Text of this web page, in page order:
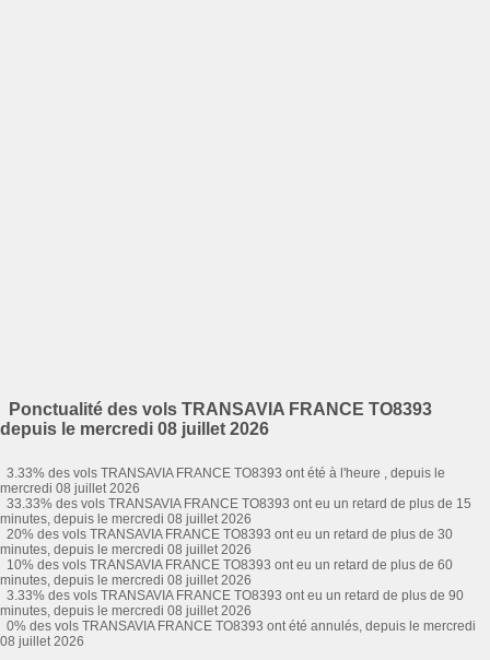
Ponctualité des vols TRANSAVIA FRANCE TO8393
depuis le mercredi 08 juillet 2026
3.33% des vols TRANSAVIA FRANCE TO8393 ont été à l'heure , depuis le
mercredi 08 juillet 2026
33.33% des vols TRANSAVIA FRANCE TO8393 ont eu un retard de plus de 15
minutes, depuis le mercredi 08 juillet 2026
20% des vols TRANSAVIA FRANCE TO8393 ont eu un retard de plus de 30
minutes, depuis le mercredi 08 juillet 2026
10% des vols TRANSAVIA FRANCE TO8393 ont eu un retard de plus de 60
minutes, depuis le mercredi 08 juillet 2026
3.33% des vols TRANSAVIA FRANCE TO8393 ont eu un retard de plus de 90
minutes, depuis le mercredi 08 juillet 2026
0% des vols TRANSAVIA FRANCE TO8393 ont été annulés, depuis le mercredi
08 juillet 2026